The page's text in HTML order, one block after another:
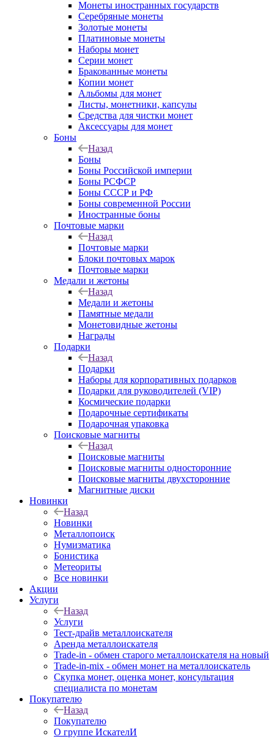
Монеты иностранных государств
Серебряные монеты
Золотые монеты
Платиновые монеты
Наборы монет
Серии монет
Бракованные монеты
Копии монет
Альбомы для монет
Листы, монетники, капсулы
Средства для чистки монет
Аксессуары для монет
Боны
Назад
Боны
Боны Российской империи
Боны РСФСР
Боны СССР и РФ
Боны современной России
Иностранные боны
Почтовые марки
Назад
Почтовые марки
Блоки почтовых марок
Почтовые марки
Медали и жетоны
Назад
Медали и жетоны
Памятные медали
Монетовидные жетоны
Награды
Подарки
Назад
Подарки
Наборы для корпоративных подарков
Подарки для руководителей (VIP)
Космические подарки
Подарочные сертификаты
Подарочная упаковка
Поисковые магниты
Назад
Поисковые магниты
Поисковые магниты односторонние
Поисковые магниты двухсторонние
Магнитные диски
Новинки
Назад
Новинки
Металлопоиск
Нумизматика
Бонистика
Метеориты
Все новинки
Акции
Услуги
Назад
Услуги
Тест-драйв металлоискателя
Аренда металлоискателя
Trade-in - обмен старого металлоискателя на новый
Trade-in-mix - обмен монет на металлоискатель
Скупка монет, оценка монет, консультация
специалиста по монетам
Покупателю
Назад
Покупателю
О группе ИскателИ